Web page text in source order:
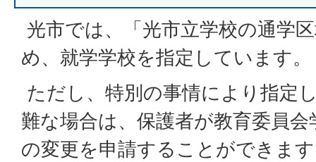
光市では、「光市立学校の通学
め、就学学校を指定しています。
ただし、特別の事情により指定
難な場合は、保護者が教育委員
の変更を申請することができま